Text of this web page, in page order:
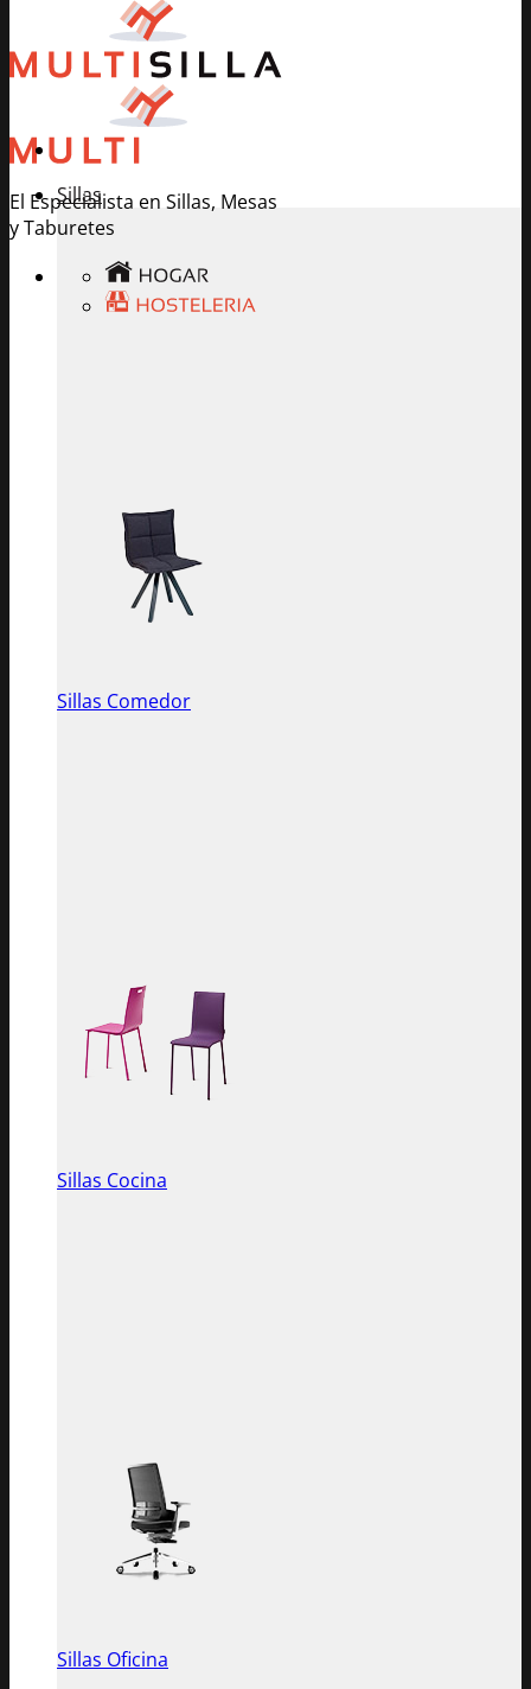
El Especialista en Sillas, Mesas
y Taburetes
Sillas
Sillas Comedor
Sillas Cocina
Sillas Oficina